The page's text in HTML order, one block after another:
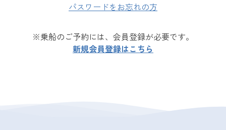
パスワードをお忘れの方
※乗船のご予約には、会員登録が必要です。
新規会員登録はこちら